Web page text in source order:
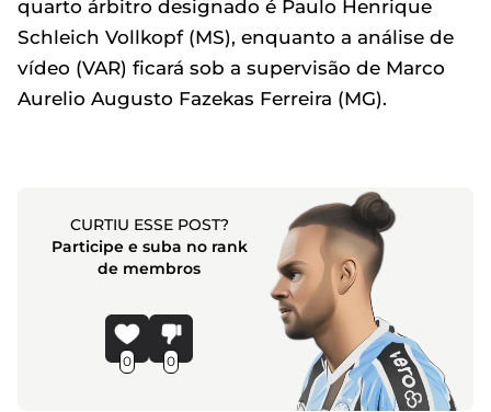
quarto árbitro designado é Paulo Henrique
Schleich Vollkopf (MS), enquanto a análise de
vídeo (VAR) ficará sob a supervisão de Marco
Aurelio Augusto Fazekas Ferreira (MG).
CURTIU ESSE POST?
Participe e suba no rank
de membros
0 0